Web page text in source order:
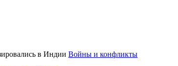
Войны и конфликты